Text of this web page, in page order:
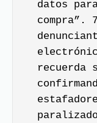
datos
compra”.
recuerda